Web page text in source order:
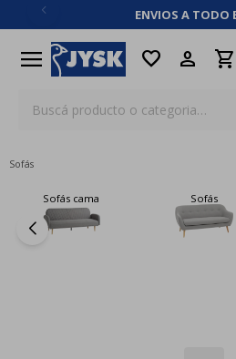
ENVIOS A TODO
menu favorite
Sofás
Sofás cama Sofás
close